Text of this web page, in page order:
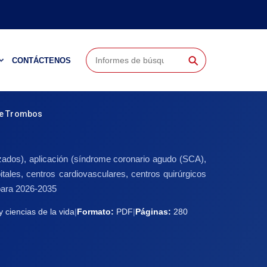
CONTÁCTENOS ⚲
Trombos
aplicación (síndrome coronario agudo (SCA),
centros cardiovasculares, centros quirúrgicos
2026-2035
ciencias de la vida|Formato: PDF|Páginas: 280